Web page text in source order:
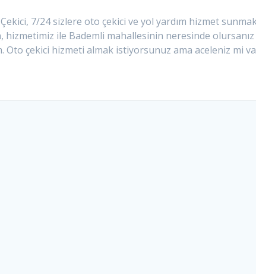
7/24 sizlere oto çekici ve yol yardım hizmet
ile Bademli mahallesinin neresinde olursanız
çekici hizmeti almak istiyorsunuz ama aceleniz mi